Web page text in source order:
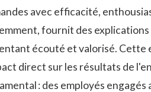
avec efficacité,
fournit des
écouté et valorisé.
direct sur les résultats de
: des employés